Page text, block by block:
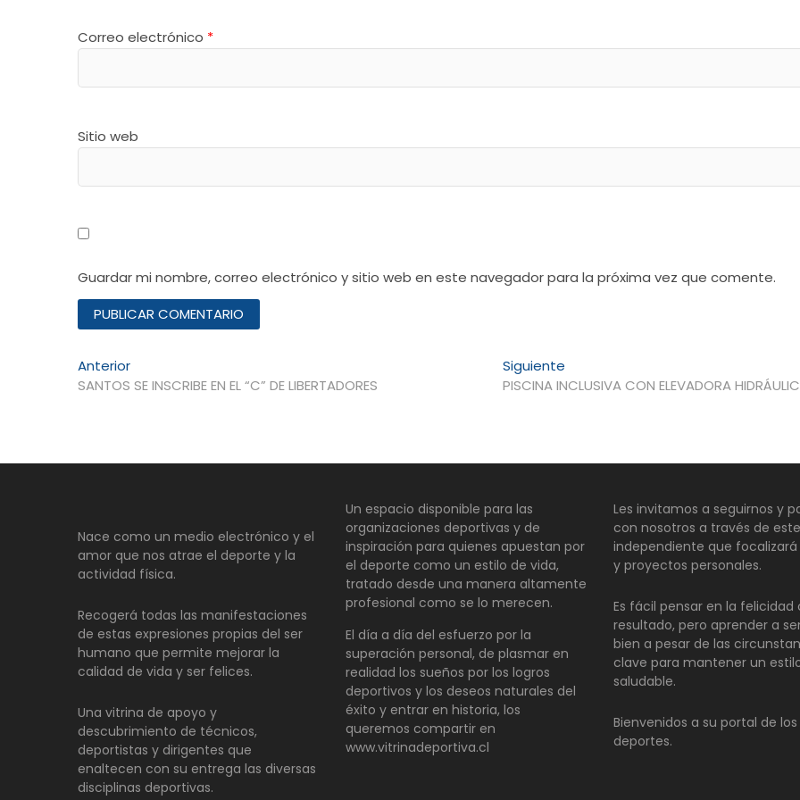
Correo electrónico *
Sitio web
Guardar mi nombre, correo electrónico y sitio web en este navegador para la próxima vez que comente.
Navegación
de
AnteriorEntrada
anterior:
SANTOS SE INSCRIBE EN EL “C” DE LIBERTADORES
Siguiente
siguiente:
PISCINA INCLUSIVA CON ELEVADORA
Nace como un medio electrónico y el
amor que nos atrae el deporte y la
actividad física.
Recogerá todas las manifestaciones
de estas expresiones propias del ser
humano que permite mejorar la
calidad de vida y ser felices.
Una vitrina de apoyo y
descubrimiento de técnicos,
deportistas y dirigentes que
enaltecen con su entrega las diversas
disciplinas deportivas.
Un espacio disponible para las
organizaciones deportivas y de
inspiración para quienes apuestan por
el deporte como un estilo de vida,
tratado desde una manera altamente
profesional como se lo merecen.
El día a día del esfuerzo por la
superación personal, de plasmar en
realidad los sueños por los logros
deportivos y los deseos naturales del
éxito y entrar en historia, los
queremos compartir en
www.vitrinadeportiva.cl
Les invitamos a seguirnos y
con nosotros a través de
independiente que
y proyectos personales.
Es fácil pensar en la
resultado, pero aprender a
bien a pesar de las
clave para mantener un
saludable.
Bienvenidos a su portal de los
deportes.